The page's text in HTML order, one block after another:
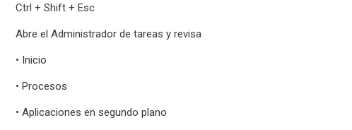
Ctrl + Shift + Esc
Abre el Administrador de tareas y revisa
• Inicio
• Procesos
• Aplicaciones en segundo plano